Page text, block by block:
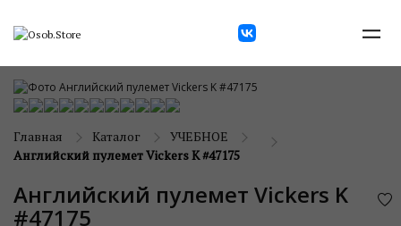
Главная Каталог
УЧЕБНОЕ
Английский пулемет Vickers K #47175
Английский пулемет Vickers K
#47175